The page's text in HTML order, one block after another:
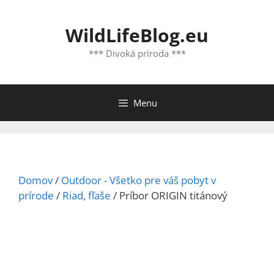
WildLifeBlog.eu
*** Divoká príroda ***
Menu
Domov/ Outdoor - Všetko pre váš pobyt v
prírode / Riad, fľaše / Príbor ORIGIN titánový